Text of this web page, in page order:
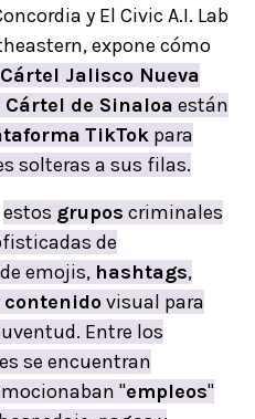
y El Civic A.I. Lab
expone cómo
Cártel Jalisco Nueva
Cártel de Sinaloa están
TikTok para
solteras a sus filas.
estos grupos criminales
de
emojis, hashtags,
contenidovisual para
Entre los
se encuentran
"empleos"